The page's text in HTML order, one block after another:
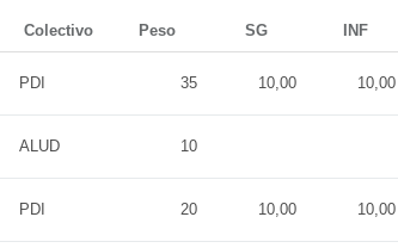
Colectivo Peso SG INF
PDI 35 10,00 10,00
ALUD 10
PDI 20 10,00 10,00